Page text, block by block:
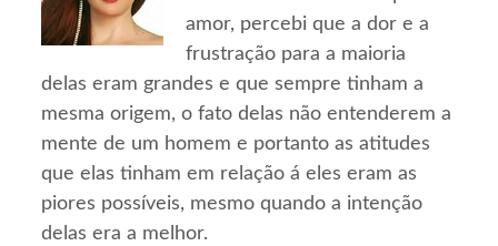
amor, percebi que a dor e a
frustração para a maioria
delas eram grandes e que sempre tinham a
mesma origem, o fato delas não entenderem a
mente de um homem e portanto as atitudes
que elas tinham em relação á eles eram as
piores possíveis, mesmo quando a intenção
delas era a melhor.